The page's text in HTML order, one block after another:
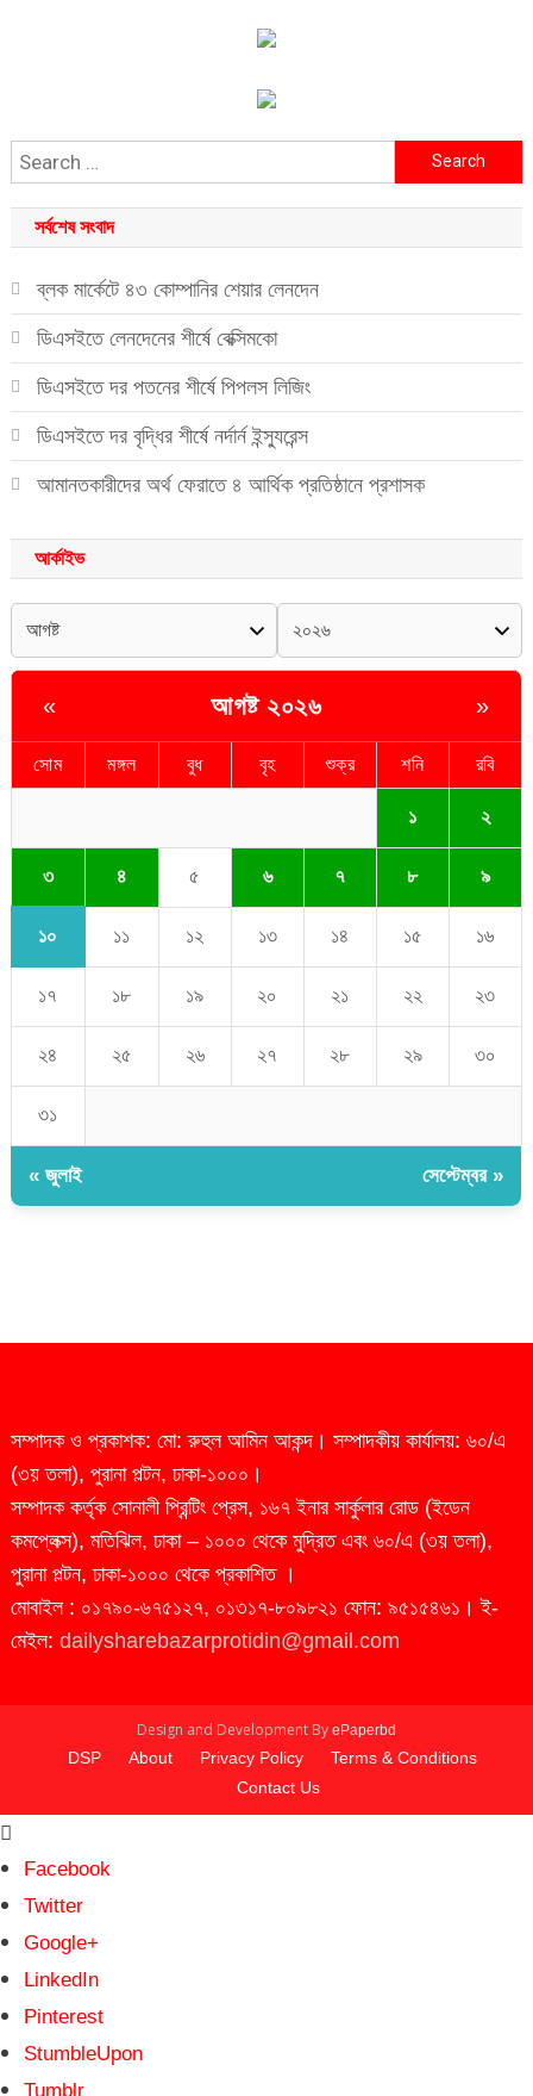
Search
for:
সর্বশেষ সংবাদ
ব্লক মার্কেটে ৪৩ কোম্পানির শেয়ার লেনদেন
ডিএসইতে লেনদেনের শীর্ষে বেক্সিমকো
ডিএসইতে দর পতনের শীর্ষে পিপলস লিজিং
ডিএসইতে দর বৃদ্ধির শীর্ষে নর্দার্ন ইন্স্যুরেন্স
আমানতকারীদের অর্থ ফেরাতে ৪ আর্থিক প্রতিষ্ঠানে প্রশাসক
আর্কাইভ
« আগষ্ট ২০২৬ »
সোম মঙ্গল বুধ বৃহ শুক্র শনি রবি
১ ২
৩ ৪ ৫ ৬ ৭ ৮ ৯
১০ ১১ ১২ ১৩ ১৪ ১৫ ১৬
১৭ ১৮ ১৯ ২০ ২১ ২২ ২৩
২৪ ২৫ ২৬ ২৭ ২৮ ২৯ ৩০
৩১
« জুলাই সেপ্টেম্বর »
সম্পাদক ও প্রকাশক: মো: রুহুল আমিন আকন্দ। সম্পাদকীয় কার্যালয়: ৬০/এ
(৩য় তলা), পুরানা পল্টন, ঢাকা-১০০০।
সম্পাদক কর্তৃক সোনালী প্রিন্টিং প্রেস, ১৬৭ ইনার সার্কুলার রোড (ইডেন
কমপ্লেক্স), মতিঝিল, ঢাকা – ১০০০ থেকে মুদ্রিত এবং ৬০/এ (৩য় তলা),
পুরানা পল্টন, ঢাকা-১০০০ থেকে প্রকাশিত ।
মোবাইল : ০১৭৯০-৬৭৫১২৭, ০১৩১৭-৮০৯৮২১ ফোন: ৯৫১৫৪৬১। ই-
মেইল:dailysharebazarprotidin@gmail.com
Design and Development By ePaperbd
DSP About Privacy Policy
Terms & Conditions
Contact Us
Facebook
Twitter
Google+
LinkedIn
Pinterest
StumbleUpon
Tumblr